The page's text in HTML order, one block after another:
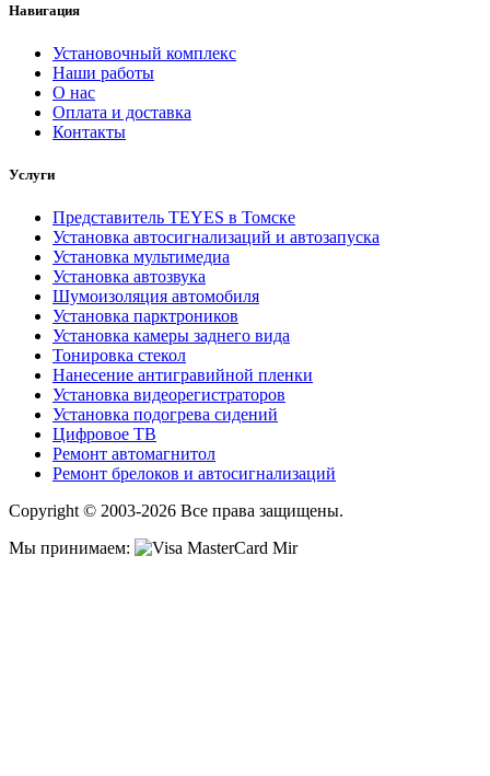
Навигация
Установочный комплекс
Наши работы
О нас
Оплата и доставка
Контакты
Услуги
Представитель TEYES в Томске
Установка автосигнализаций и автозапуска
Установка мультимедиа
Установка автозвука
Шумоизоляция автомобиля
Установка парктроников
Установка камеры заднего вида
Тонировка стекол
Нанесение антигравийной пленки
Установка видеорегистраторов
Установка подогрева сидений
Цифровое ТВ
Ремонт автомагнитол
Ремонт брелоков и автосигнализаций
Copyright © 2003-2026 Все права защищены.
Мы принимаем: